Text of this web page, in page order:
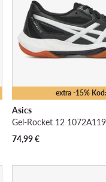
extra -15%
Asics
74,99€